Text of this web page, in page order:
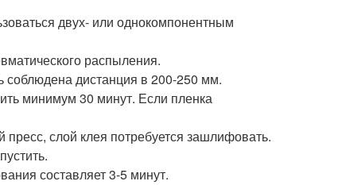
двух- или однокомпонентным
распыления.
соблюдена дистанция в 200-250 мм.
минимум 30 минут. Если пленка
слой клея потребуется зашлифовать.
составляет 3-5 минут.